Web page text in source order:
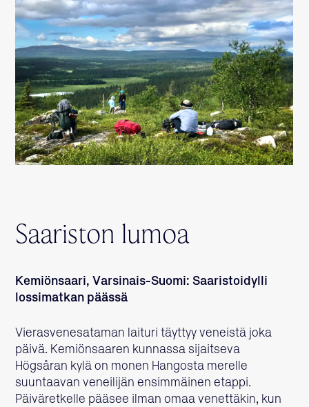
Saariston lumoa
Kemiönsaari, Varsinais-Suomi: Saaristoidylli
lossimatkan päässä
Vierasvenesataman laituri täyttyy veneistä joka
päivä. Kemiönsaaren kunnassa sijaitseva
Högsåran kylä on monen Hangosta merelle
suuntaavan veneilijän ensimmäinen etappi.
Päiväretkelle pääsee ilman omaa venettäkin, kun